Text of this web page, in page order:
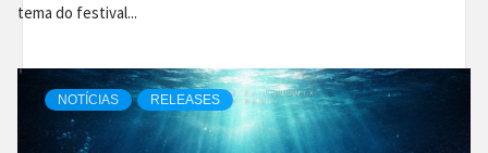
tema do festival...
NOTÍCIAS RELEASES